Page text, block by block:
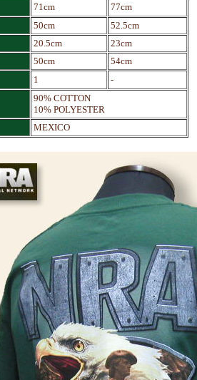
71cm
77cm
50cm
52.5cm
20.5cm
23cm
50cm
54cm
1 -
90% COTTON
10% POLYESTER
MEXICO